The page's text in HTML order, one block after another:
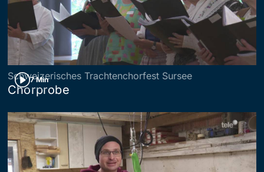
7 Min
Schweizerisches Trachtenchorfest Sursee
Chorprobe